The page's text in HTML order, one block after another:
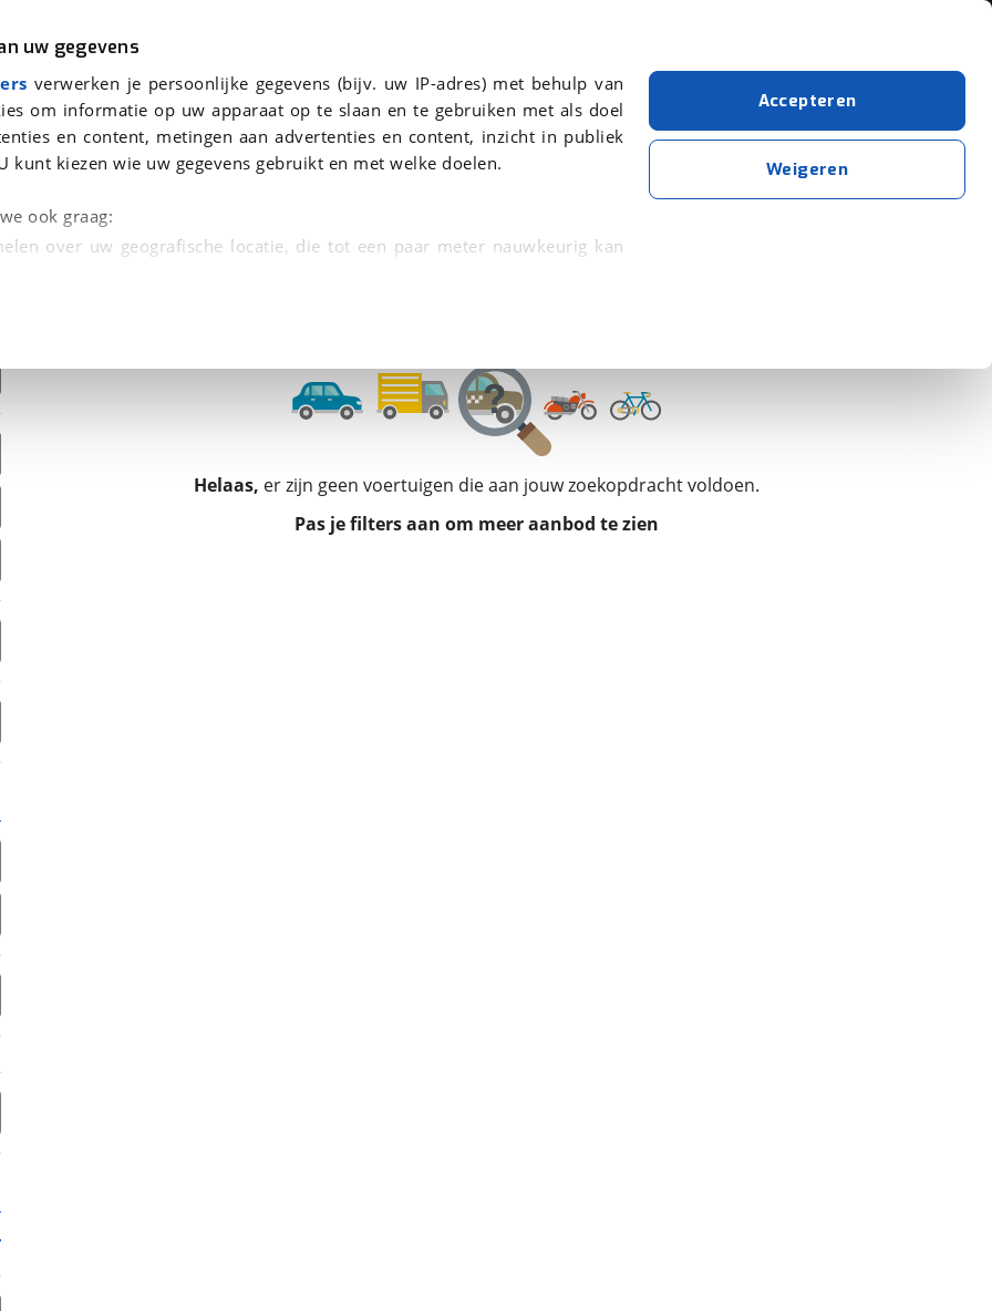
uw gegevens
verwerken je persoonlijke gegevens (bijv. uw IP-adres) met behulp van
om informatie op uw apparaat op te slaan en te gebruiken met als doel
en content, metingen aan advertenties en content, inzicht in publiek
kunt kiezen wie uw gegevens gebruikt en met welke doelen.
ook graag:
over uw geografische locatie, die tot een paar meter nauwkeurig kan
uw toestemming op elk moment wijzigen of intrekken in de
technieken zorgen we voor een betere en meer persoonlijke ervaring.
ervoor dat de website goed werkt. Ook gebruiken we analytische cookies
We tonen je graag relevante advertenties en gebruiken daarvoor
op en buiten onze website volgt – uiteraard op anonieme basis. Meer
en privacyverklaring
cookies. Je voorkeuren kun je later altijd aanpassen via de
Accepteren
Weigeren
Bouwjaar t/m 2024
Helaas, er zijn geen voertuigen die aan jouw zoekopdracht voldoen.
Pas je filters aan om meer aanbod te zien